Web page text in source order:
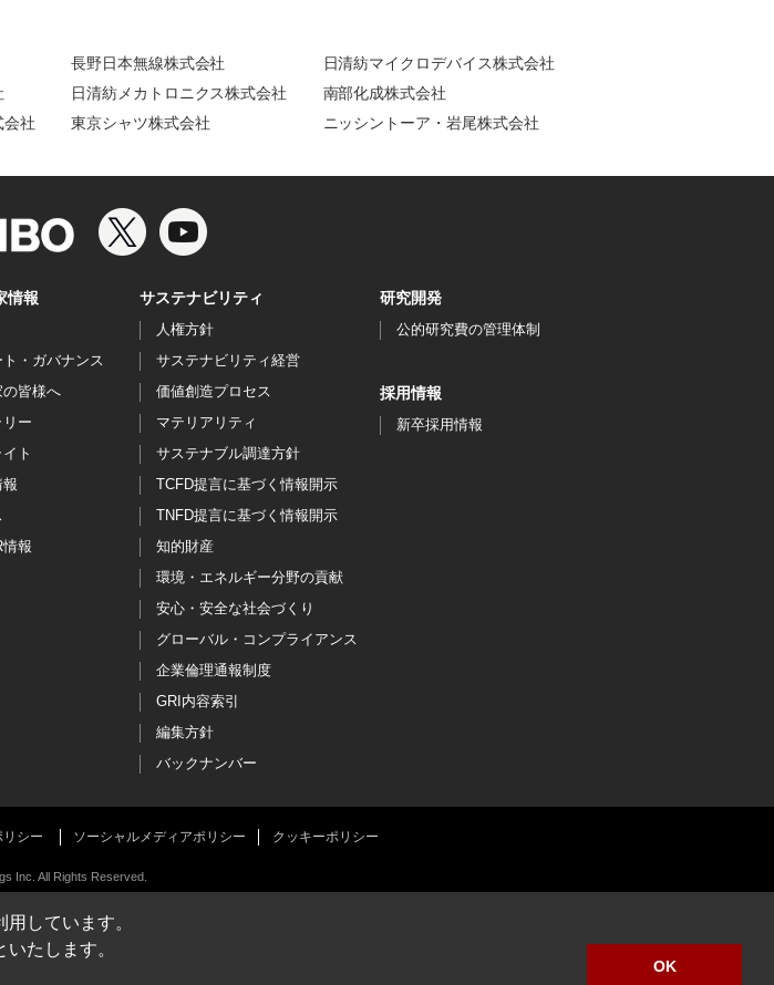
しています。
たします。
OK
会社
長野日本無線株式会社
日清紡メカトロニクス株式会社
東京シャツ株式会社
日清紡マイクロデバイス株式会社
南部化成株式会社
ニッシントーア・岩尾株式会社
情報
ト・ガバナンス
皆様へ
リー
ト
報
サステナビリティ
人権方針
サステナビリティ経営
価値創造プロセス
マテリアリティ
サステナブル調達方針
TCFD提言に基づく情報開示
TNFD提言に基づく情報開示
知的財産
環境・エネルギー分野の貢献
安心・安全な社会づくり
グローバル・コンプライアンス
企業倫理通報制度
GRI内容索引
編集方針
バックナンバー
研究開発
公的研究費の管理体制
採用情報
新卒採用情報
シー ソーシャルメディアポリシー クッキーポリシー
Inc. All Rights Reserved.